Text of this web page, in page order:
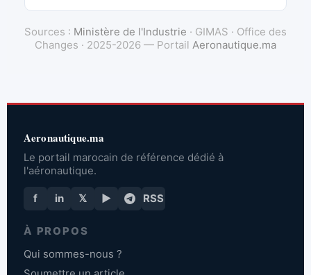
Sources : Ministère de l'Industrie · GIMAS · Office des
Changes · 2025-2026 — Portail Aeronautique.ma
Aeronautique.ma
Le portail marocain de référence dédié à
l'aéronautique.
f in 𝕏 ▶ RSS
À PROPOS
Qui sommes-nous ?